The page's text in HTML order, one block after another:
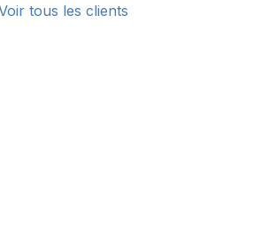
tous les clients